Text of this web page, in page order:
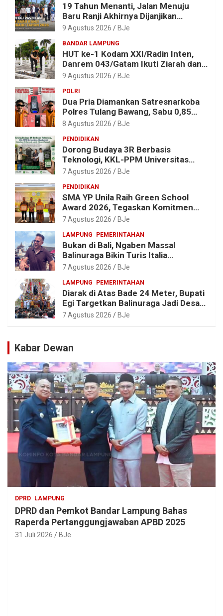
19 Tahun Menanti, Jalan Menuju
Baru Ranji Akhirnya Dijanjikan
Diperbaiki Tahun 2026
9 Agustus 2026 BJe
BANDAR LAMPUNG
HUT ke-1 Kodam XXI/Radin Inten,
Danrem 043/Gatam Ikuti Ziarah dan
Bakti Kesehatan
9 Agustus 2026 BJe
POLRI
Dua Pria Diamankan Satresnarkoba
Polres Tulang Bawang, Sabu 0,85
Gram dan Alat Hisap Disita
8 Agustus 2026 BJe
PENDIDIKAN
Dorong Budaya 3R Berbasis
Teknologi, KKL-PPM Universitas
Malahayati Kenalkan AI Barcode
7 Agustus 2026 BJe
PENDIDIKAN
SMA YP Unila Raih Green School
Award 2026, Tegaskan Komitmen
Wujudkan Sekolah Ramah
7 Agustus 2026 BJe
LAMPUNG PEMERINTAHAN
Bukan di Bali, Ngaben Massal
Balinuraga Bikin Turis Italia
Terpukau, Puluhan Ribu Orang Ikut
7 Agustus 2026 BJe
LAMPUNG PEMERINTAHAN
Diarak di Atas Bade 24 Meter, Bupati
Egi Targetkan Balinuraga Jadi Desa
Wisata Budaya 2027
7 Agustus 2026 BJe
Kabar Dewan
DPRD LAMPUNG
DPRD dan Pemkot Bandar Lampung Bahas
Raperda Pertanggungjawaban APBD 2025
31 Juli 2026 BJe